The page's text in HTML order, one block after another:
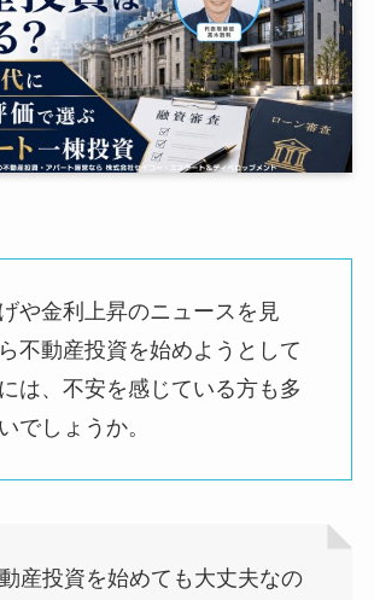
や金利上昇のニュースを見
不動産投資を始めようとして
は、不安を感じている方も多
でしょうか。
動産投資を始めても大丈夫なの